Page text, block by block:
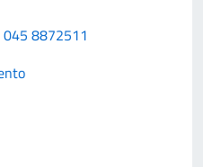
045 8872511